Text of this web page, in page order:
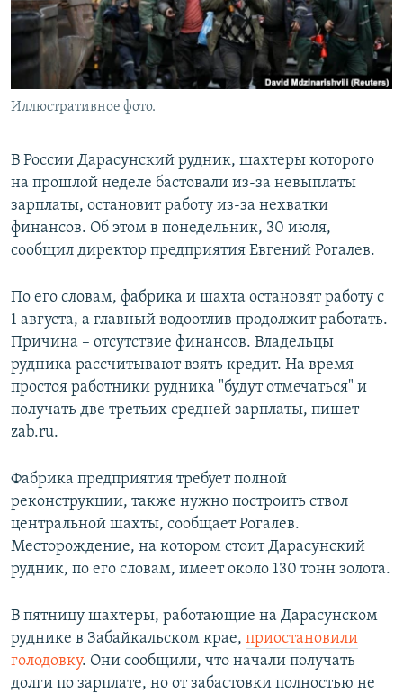
Иллюстративное фото.
В России Дарасунский рудник, шахтеры которого
на прошлой неделе бастовали из-за невыплаты
зарплаты, остановит работу из-за нехватки
финансов. Об этом в понедельник, 30 июля,
сообщил директор предприятия Евгений Рогалев.
По его словам, фабрика и шахта остановят работу с
1 августа, а главный водоотлив продолжит работать.
Причина – отсутствие финансов. Владельцы
рудника рассчитывают взять кредит. На время
простоя работники рудника "будут отмечаться" и
получать две третьих средней зарплаты, пишет
zab.ru.
Фабрика предприятия требует полной
реконструкции, также нужно построить ствол
центральной шахты, сообщает Рогалев.
Месторождение, на котором стоит Дарасунский
рудник, по его словам, имеет около 130 тонн золота.
В пятницу шахтеры, работающие на Дарасунском
руднике в Забайкальском крае, приостановили
голодовку. Они сообщили, что начали получать
долги по зарплате, но от забастовки полностью не